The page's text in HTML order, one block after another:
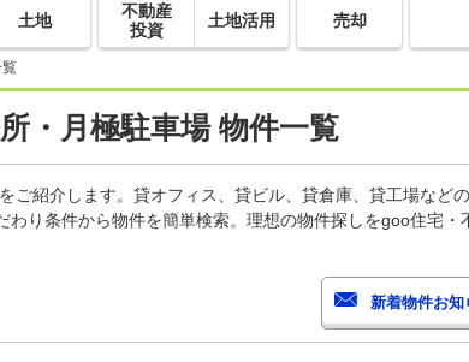
土地
不動産
投資
土地活用 売却
覧
・月極駐車場 物件一覧
紹介します。貸オフィス、貸ビル、貸倉庫、貸工場など
り条件から物件を簡単検索。理想の物件探しをgoo住宅・